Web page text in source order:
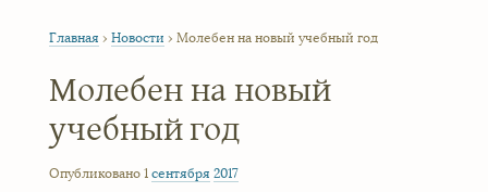
Главная › Новости › Молебен на новый учебный год
Молебен на новый
учебный год
Опубликовано 1 сентября 2017